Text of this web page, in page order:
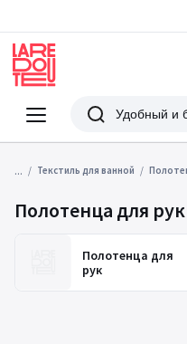
Меню
Redoute
Поиск
... Текстиль для ванной
Полотенца для рук
Полотенца для
рук